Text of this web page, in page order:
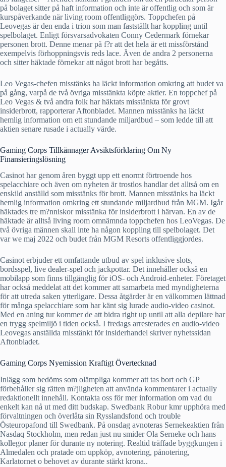
på bolaget sitter på haft information och inte är offentlig och som är
kurspåverkande när living room offentliggörs. Toppchefen på
Leovegas är den enda i trion som man fastställt har koppling until
spelbolaget. Enligt försvarsadvokaten Conny Cedermark förnekar
personen brott. Denne menar på f?r att det hela är ett missförstånd
exempelvis förhoppningsvis reds lace. Även de andra 2 personerna
och sitter häktade förnekar att något brott har begåtts.
Leo Vegas-chefen misstänks ha läckt information omkring att budet va
på gång, varpå de två övriga misstänkta köpte aktier. En toppchef på
Leo Vegas & två andra folk har häktats misstänkta för grovt
insiderbrott, rapporterar Aftonbladet. Mannen misstänks ha läckt
hemlig information om ett stundande miljardbud – som ledde till att
aktien senare rusade i actually värde.
Gaming Corps Tillkännager Avsiktsförklaring Om Ny
Finansieringslösning
Casinot har genom åren byggt upp ett enormt förtroende hos
spelacchiare och även om nyheten är trostlos handlar det alltså om en
enskild anställd som misstänks för brott. Mannen misstänks ha läckt
hemlig information omkring ett stundande miljardbud från MGM. Igår
häktades tre m?nniskor misstänka för insiderbrott i härvan. En av de
häktade är alltså living room omnämnda toppchefen hos LeoVegas. De
två övriga männen skall inte ha någon koppling till spelbolaget. Det
var we maj 2022 och budet från MGM Resorts offentliggjordes.
Casinot erbjuder ett omfattande utbud av spel inklusive slots,
bordsspel, live dealer-spel och jackpottar. Det innehåller också en
mobilapp som finns tillgänglig för iOS- och Android-enheter. Företaget
har också meddelat att det kommer att samarbeta med myndigheterna
för att utreda saken ytterligare. Dessa åtgärder är en välkommen lättnad
för många spelacchiare som har känt sig lurade audio-video casinot.
Med en aning tur kommer de att bidra right up until att alla depilare har
en trygg spelmiljö i tiden också. I fredags arresterades en audio-video
Leovegas anställda misstänkt för insiderhandel skriver nyhetssidan
Aftonbladet.
Gaming Corps Nyemission Kraftigt Övertecknad
Inlägg som bedöms som olämpliga kommer att tas bort och GP
förbehåller sig rätten m?jligheten att använda kommentarer i actually
redaktionellt innehåll. Kontakta oss för mer information om vad du
enkelt kan nå ut med ditt budskap. Swedbank Robur kmr upphöra med
förvaltningen och överlåta sin Rysslandsfond och trouble
Östeuropafond till Swedbank. På onsdag avnoteras Sernekeaktien från
Nasdaq Stockholm, men redan just nu smider Ola Serneke och hans
kollegor planer för durante ny notering. Realtid träffade byggkungen i
Almedalen och pratade om uppköp, avnotering, pånotering,
Karlatornet o behovet av durante stärkt krona..